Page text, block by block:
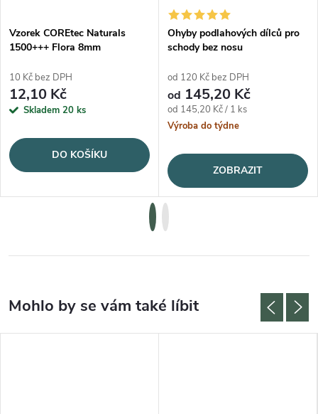
Vzorek COREtec Naturals
1500+++ Flora 8mm
10 Kč bez DPH
12,10 Kč
Skladem 20 ks
DO KOŠÍKU
Ohyby podlahových dílců pro
schody bez nosu
od 120 Kč bez DPH
od 145,20 Kč
Měrná cena:
od 145,20 Kč / 1 ks
Výroba do týdne
ZOBRAZIT